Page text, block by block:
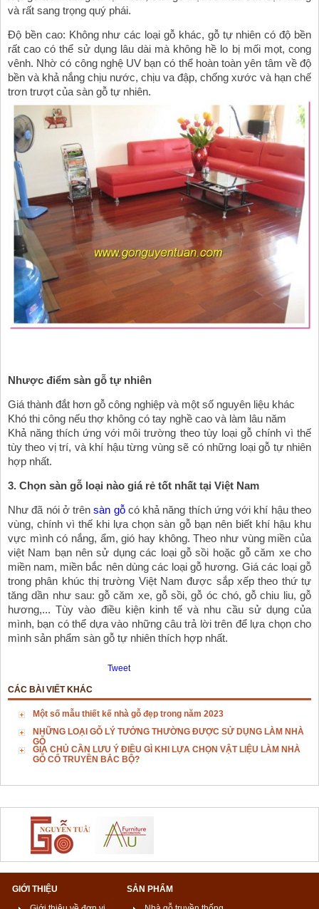
và rất sang trọng quý phái.
Độ bền cao: Không như các loại gỗ khác, gỗ tự nhiên có độ bền
rất cao có thể sử dụng lâu dài mà không hề lo bị mối mọt, cong
vênh. Nhờ có công nghệ UV bạn có thể hoàn toàn yên tâm về độ
bền và khả nắng chịu nước, chịu va đập, chống xước và hạn chế
trơn trượt của sàn gỗ tự nhiên.
Nhược điểm sàn gỗ tự nhiên
Giá thành đắt hơn gỗ công nghiệp và một số nguyên liệu khác
Khó thi công nếu thợ không có tay nghề cao và làm lâu năm
Khả năng thích ứng với môi trường theo tùy loại gỗ chính vì thế
tùy theo vị trí, và khí hậu từng vùng sẽ có những loại gỗ tự nhiên
hợp nhất.
3. Chọn sàn gỗ loại nào giá rẻ tốt nhất tại Việt Nam
Như đã nói ở trên sàn gỗ có khả năng thích ứng với khí hậu theo
vùng, chính vì thế khi lựa chọn sàn gỗ bạn nên biết khí hậu khu
vực mình có nắng, ẩm, gió hay không. Theo như vùng miền của
việt Nam bạn nên sử dụng các loại gỗ sồi hoặc gỗ căm xe cho
miền nam, miền bắc nên dùng các loại gỗ hương. Giá các loại gỗ
trong phân khúc thị trường Việt Nam được sắp xếp theo thứ tự
tăng dần như sau: gỗ căm xe, gỗ sồi, gỗ óc chó, gỗ chiu liu, gỗ
hương,... Tùy vào điều kiện kinh tế và nhu cầu sử dụng của
mình, bạn có thể dựa vào những câu trả lời trên để lựa chọn cho
mình sản phẩm sàn gỗ tự nhiên thích hợp nhất.
Tweet
CÁC BÀI VIẾT KHÁC
Một số mẫu thiết kế nhà gỗ đẹp trong năm 2023
NHỮNG LOẠI GỖ LÝ TƯỞNG THƯỜNG ĐƯỢC SỬ DỤNG LÀM NHÀ
GỖ
GIA CHỦ CẦN LƯU Ý ĐIỀU GÌ KHI LỰA CHỌN VẬT LIỆU LÀM NHÀ
GỖ CỔ TRUYỀN BẮC BỘ?
GIỚI THIỆU
SẢN PHẨM